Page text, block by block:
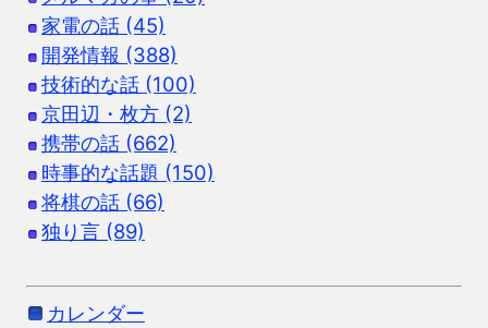
家電の話 (45)
開発情報 (388)
技術的な話 (100)
京田辺・枚方 (2)
携帯の話 (662)
時事的な話題 (150)
将棋の話 (66)
独り言 (89)
カレンダー